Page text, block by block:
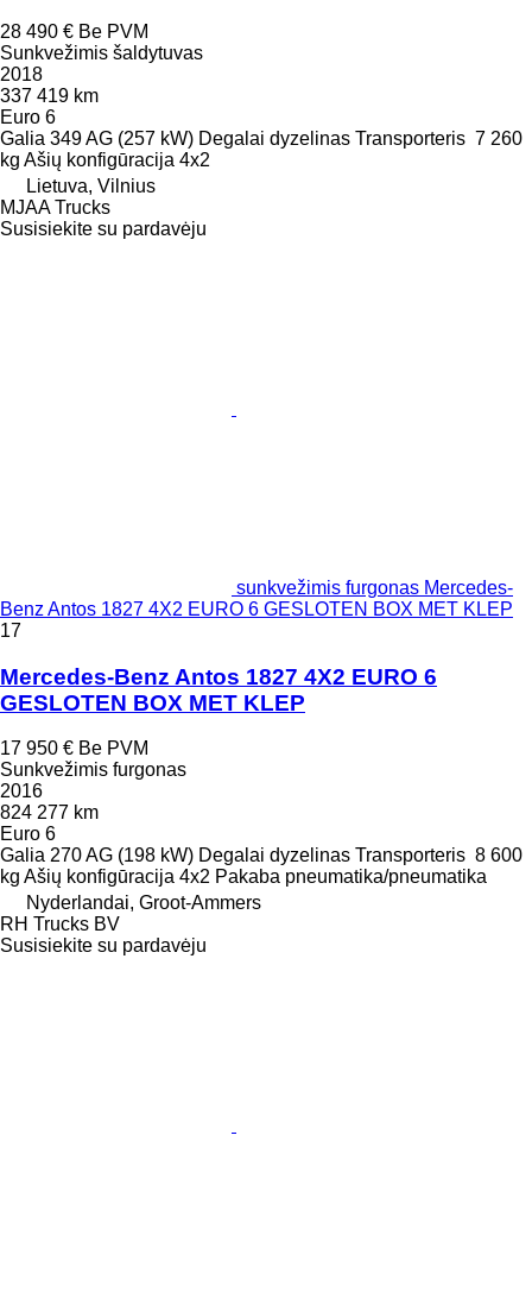
28 490 € Be PVM
Sunkvežimis šaldytuvas
2018
337 419 km
Euro 6
Galia 349 AG (257 kW) Degalai dyzelinas Transporteris 7 260
kg Ašių konfigūracija 4x2
Lietuva, Vilnius
MJAA Trucks
Susisiekite su pardavėju
sunkvežimis furgonas Mercedes-
Benz Antos 1827 4X2 EURO 6 GESLOTEN BOX MET KLEP
17
Mercedes-Benz Antos 1827 4X2 EURO 6
GESLOTEN BOX MET KLEP
17 950 € Be PVM
Sunkvežimis furgonas
2016
824 277 km
Euro 6
Galia 270 AG (198 kW) Degalai dyzelinas Transporteris 8 600
kg Ašių konfigūracija 4x2 Pakaba pneumatika/pneumatika
Nyderlandai, Groot-Ammers
RH Trucks BV
Susisiekite su pardavėju